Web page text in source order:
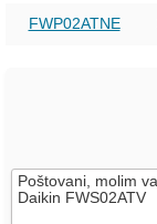
FWP02ATNE